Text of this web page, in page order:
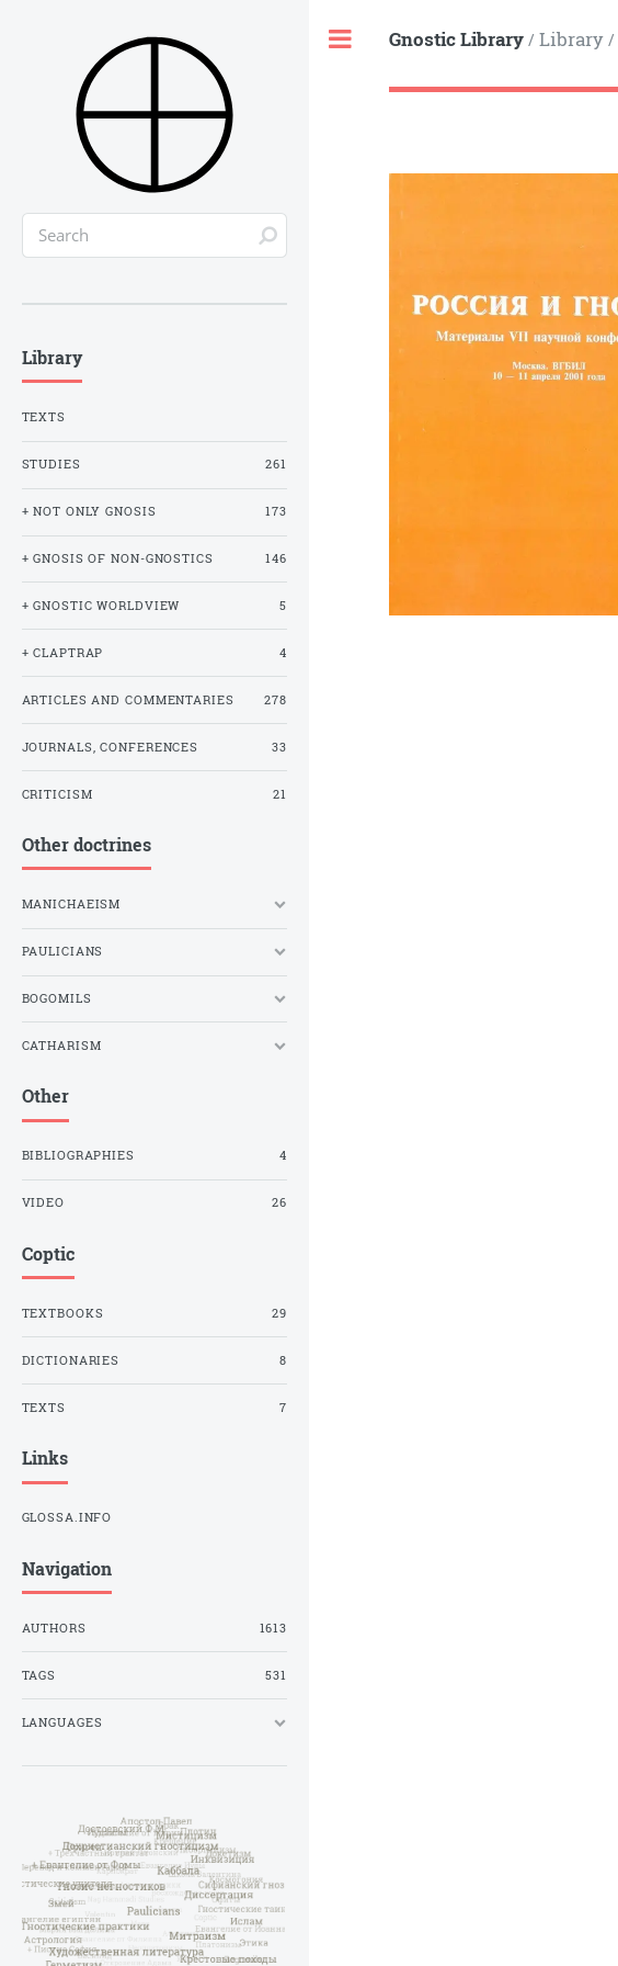
Gnostic Library/ Library/
Library
TEXTS
STUDIES 261
+ NOT ONLY GNOSIS 173
+ GNOSIS OF NON-GNOSTICS 146
+ GNOSTIC WORLDVIEW 5
+ CLAPTRAP 4
ARTICLES AND COMMENTARIES 278
JOURNALS, CONFERENCES 33
CRITICISM 21
Other doctrines
MANICHAEISM
PAULICIANS
BOGOMILS
CATHARISM
Other
BIBLIOGRAPHIES 4
VIDEO 26
Coptic
TEXTBOOKS 29
DICTIONARIES 8
TEXTS 7
Links
GLOSSA.INFO
Navigation
AUTHORS 1613
TAGS 531
LANGUAGES
Toggle